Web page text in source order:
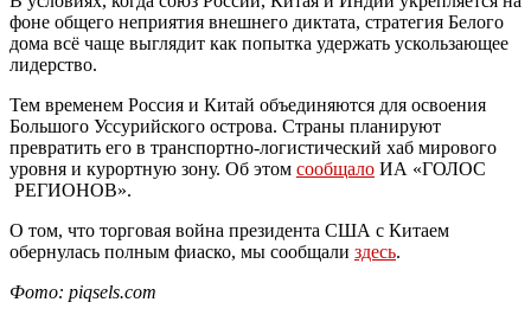
фоне общего неприятия внешнего диктата, стратегия Белого
дома всё чаще выглядит как попытка удержать ускользающее
лидерство.
Тем временем Россия и Китай объединяются для освоения
Большого Уссурийского острова. Страны планируют
превратить его в транспортно-логистический хаб мирового
уровня и курортную зону. Об этом сообщало ИА «ГОЛОС
РЕГИОНОВ».
О том, что торговая война президента США с Китаем
обернулась полным фиаско, мы сообщали здесь.
Фото: piqsels.com